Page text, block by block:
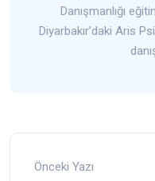
Danışmanlığı
Diyarbakır’daki Aris
Önceki Yazı